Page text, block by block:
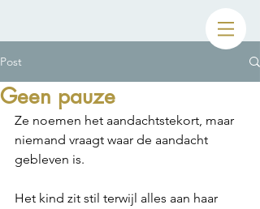
Post
Geen pauze
Ze noemen het aandachtstekort, maar
niemand vraagt waar de aandacht
gebleven is.
Het kind zit stil terwijl alles aan haar